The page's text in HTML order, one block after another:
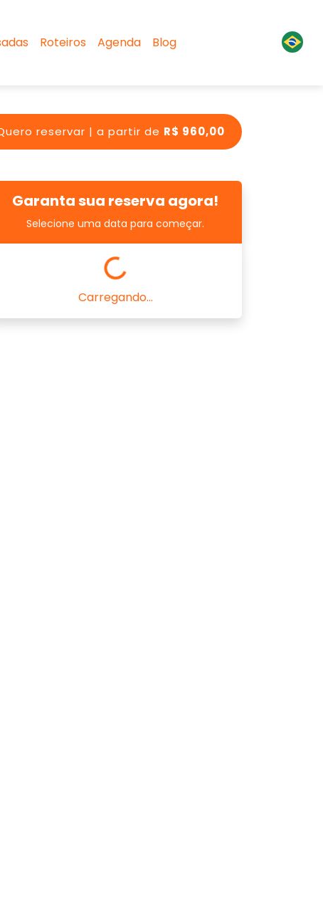
Roteiros Agenda Blog
reservar | a partir de R$ 960,00
Garanta sua reserva agora!
Selecione uma data para começar.
Carregando...